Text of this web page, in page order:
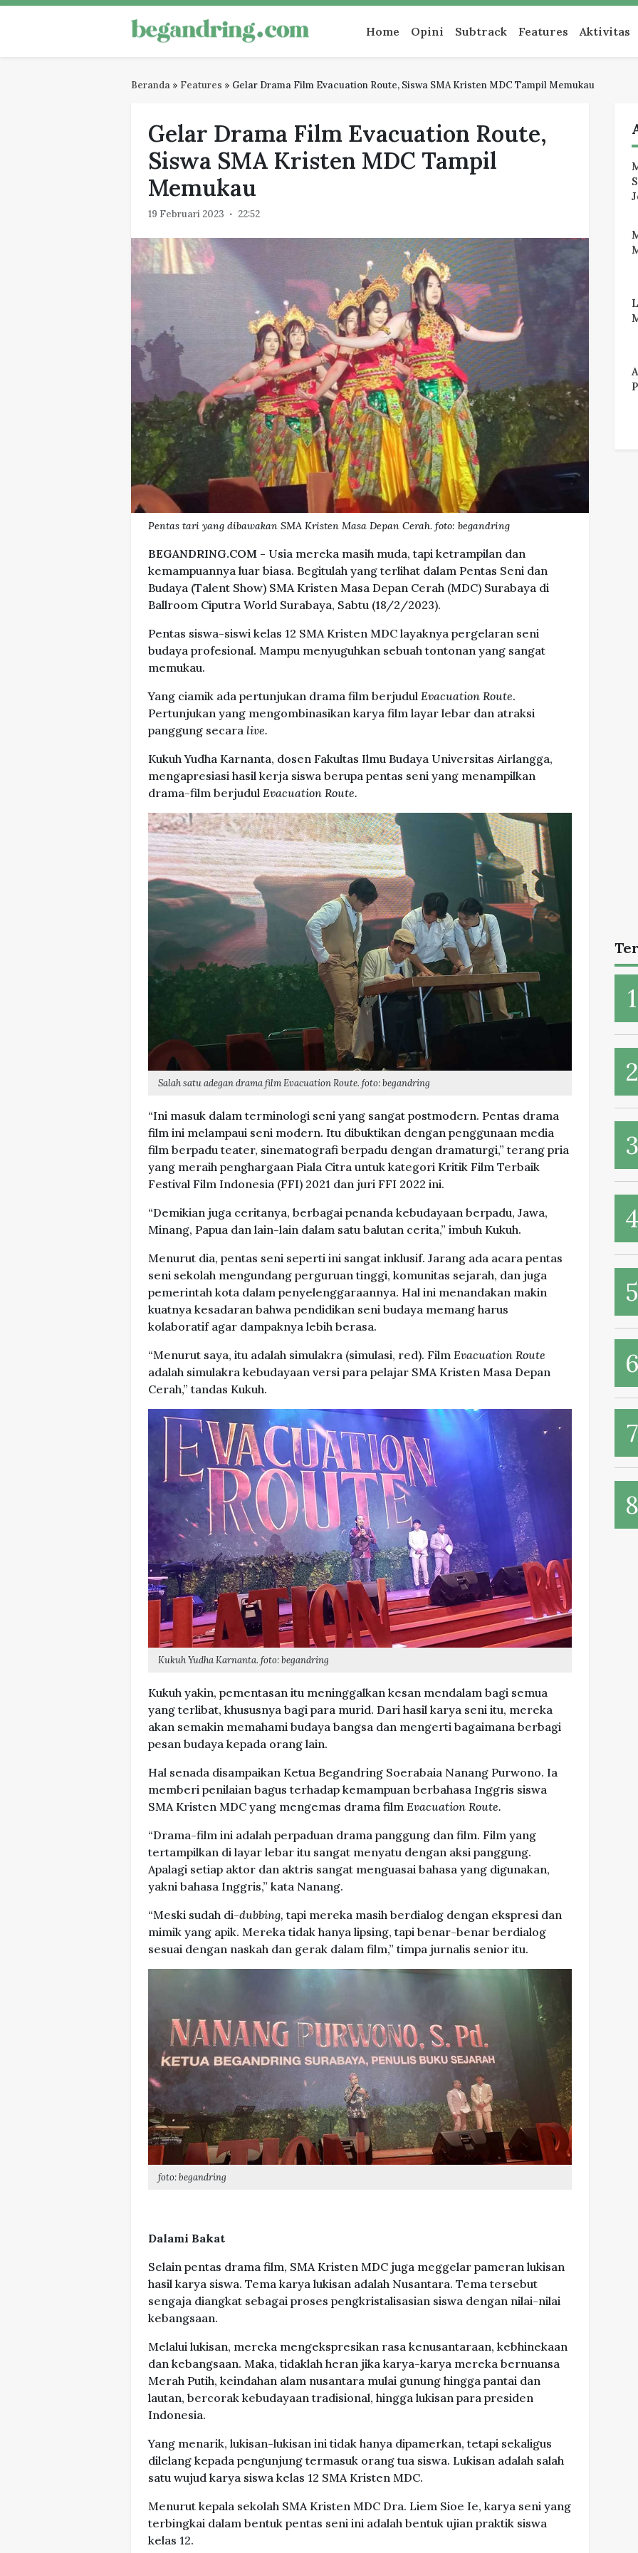
Skip
Begandring
Menjaga ingatan untuk masa depan Home Opini Subtrack Features Aktivitas
Beranda » Features » Gelar Drama Film Evacuation Route, Siswa SMA Kristen MDC Tampil Memukau
Gelar Drama Film Evacuation Route,
Siswa SMA Kristen MDC Tampil
Memukau
19 Februari 2023 22:52
Pentas tari yang dibawakan SMA Kristen Masa Depan Cerah. foto: begandring
BEGANDRING.COM - Usia mereka masih muda, tapi ketrampilan dan
kemampuannya luar biasa. Begitulah yang terlihat dalam Pentas Seni dan
Budaya (Talent Show) SMA Kristen Masa Depan Cerah (MDC) Surabaya di
Ballroom Ciputra World Surabaya, Sabtu (18/2/2023).
Pentas siswa-siswi kelas 12 SMA Kristen MDC layaknya pergelaran seni
budaya profesional. Mampu menyuguhkan sebuah tontonan yang sangat
memukau.
Yang ciamik ada pertunjukan drama film berjudul Evacuation Route.
Pertunjukan yang mengombinasikan karya film layar lebar dan atraksi
panggung secara live.
Kukuh Yudha Karnanta, dosen Fakultas Ilmu Budaya Universitas Airlangga,
mengapresiasi hasil kerja siswa berupa pentas seni yang menampilkan
drama-film berjudul Evacuation Route.
Salah satu adegan drama film Evacuation Route. foto: begandring
“Ini masuk dalam terminologi seni yang sangat postmodern. Pentas drama
film ini melampaui seni modern. Itu dibuktikan dengan penggunaan media
film berpadu teater, sinematografi berpadu dengan dramaturgi,” terang pria
yang meraih penghargaan Piala Citra untuk kategori Kritik Film Terbaik
Festival Film Indonesia (FFI) 2021 dan juri FFI 2022 ini.
“Demikian juga ceritanya, berbagai penanda kebudayaan berpadu, Jawa,
Minang, Papua dan lain-lain dalam satu balutan cerita,” imbuh Kukuh.
Menurut dia, pentas seni seperti ini sangat inklusif. Jarang ada acara pentas
seni sekolah mengundang perguruan tinggi, komunitas sejarah, dan juga
pemerintah kota dalam penyelenggaraannya. Hal ini menandakan makin
kuatnya kesadaran bahwa pendidikan seni budaya memang harus
kolaboratif agar dampaknya lebih berasa.
“Menurut saya, itu adalah simulakra (simulasi, red). Film Evacuation Route
adalah simulakra kebudayaan versi para pelajar SMA Kristen Masa Depan
Cerah,” tandas Kukuh.
Kukuh Yudha Karnanta. foto: begandring
Kukuh yakin, pementasan itu meninggalkan kesan mendalam bagi semua
yang terlibat, khususnya bagi para murid. Dari hasil karya seni itu, mereka
akan semakin memahami budaya bangsa dan mengerti bagaimana berbagi
pesan budaya kepada orang lain.
Hal senada disampaikan Ketua Begandring Soerabaia Nanang Purwono. Ia
memberi penilaian bagus terhadap kemampuan berbahasa Inggris siswa
SMA Kristen MDC yang mengemas drama film Evacuation Route.
“Drama-film ini adalah perpaduan drama panggung dan film. Film yang
tertampilkan di layar lebar itu sangat menyatu dengan aksi panggung.
Apalagi setiap aktor dan aktris sangat menguasai bahasa yang digunakan,
yakni bahasa Inggris,” kata Nanang.
“Meski sudah di-dubbing, tapi mereka masih berdialog dengan ekspresi dan
mimik yang apik. Mereka tidak hanya lipsing, tapi benar-benar berdialog
sesuai dengan naskah dan gerak dalam film,” timpa jurnalis senior itu.
foto: begandring
Dalami Bakat
Selain pentas drama film, SMA Kristen MDC juga meggelar pameran lukisan
hasil karya siswa. Tema karya lukisan adalah Nusantara. Tema tersebut
sengaja diangkat sebagai proses pengkristalisasian siswa dengan nilai-nilai
kebangsaan.
Melalui lukisan, mereka mengekspresikan rasa kenusantaraan, kebhinekaan
dan kebangsaan. Maka, tidaklah heran jika karya-karya mereka bernuansa
Merah Putih, keindahan alam nusantara mulai gunung hingga pantai dan
lautan, bercorak kebudayaan tradisional, hingga lukisan para presiden
Indonesia.
Yang menarik, lukisan-lukisan ini tidak hanya dipamerkan, tetapi sekaligus
dilelang kepada pengunjung termasuk orang tua siswa. Lukisan adalah salah
satu wujud karya siswa kelas 12 SMA Kristen MDC.
Menurut kepala sekolah SMA Kristen MDC Dra. Liem Sioe Ie, karya seni yang
terbingkai dalam bentuk pentas seni ini adalah bentuk ujian praktik siswa
kelas 12.